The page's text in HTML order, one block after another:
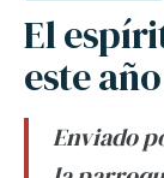
El
este
Enviado